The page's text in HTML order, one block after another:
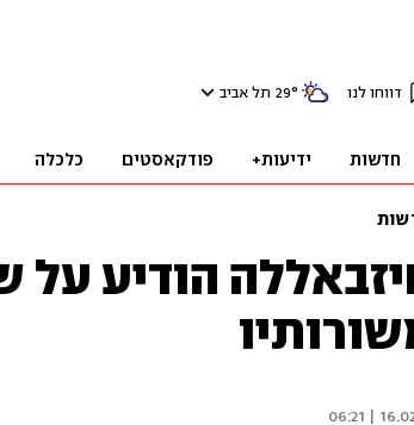
דווחו לנו 29° תל אביב
חדשות ידיעות+ פודקאסטים כלכלה
הודיע על
16.02.24